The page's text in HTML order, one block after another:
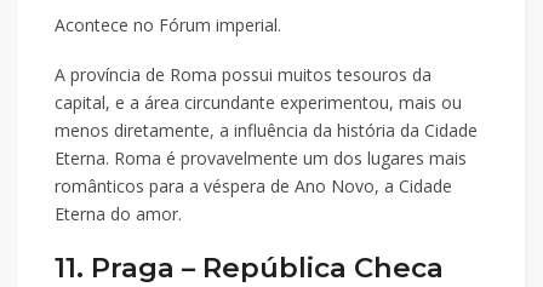
Acontece no Fórum imperial.
A província de Roma possui muitos tesouros da
capital, e a área circundante experimentou, mais ou
menos diretamente, a influência da história da Cidade
Eterna. Roma é provavelmente um dos lugares mais
românticos para a véspera de Ano Novo, a Cidade
Eterna do amor.
11. Praga – República Checa